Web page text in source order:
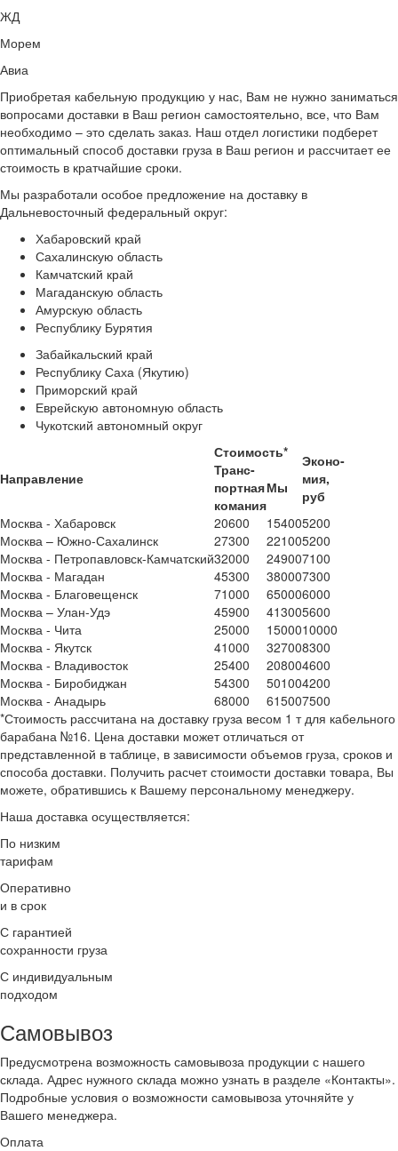
ЖД
Морем
Авиа
Приобретая кабельную продукцию у нас, Вам не нужно заниматься
вопросами доставки в Ваш регион самостоятельно, все, что Вам
необходимо – это сделать заказ. Наш отдел логистики подберет
оптимальный способ доставки груза в Ваш регион и рассчитает ее
стоимость в кратчайшие сроки.
Мы разработали особое предложение на доставку в
Дальневосточный федеральный округ:
Хабаровский край
Сахалинскую область
Камчатский край
Магаданскую область
Амурскую область
Республику Бурятия
Забайкальский край
Республику Саха (Якутию)
Приморский край
Еврейскую автономную область
Чукотский автономный округ
Направление
Стоимость*
Эконо-
мия,
руб
Транс-
портная
комания
Мы
Москва - Хабаровск
20600 154005200
Москва – Южно-Сахалинск
27300 221005200
Москва - Петропавловск-Камчатский32000 249007100
Москва - Магадан
45300 380007300
Москва - Благовещенск
71000 650006000
Москва – Улан-Удэ
45900 413005600
Москва - Чита
25000 1500010000
Москва - Якутск
41000 327008300
Москва - Владивосток
25400 208004600
Москва - Биробиджан
54300 501004200
Москва - Анадырь
68000 615007500
*Стоимость рассчитана на доставку груза весом 1 т для кабельного
барабана №16. Цена доставки может отличаться от
представленной в таблице, в зависимости объемов груза, сроков и
способа доставки. Получить расчет стоимости доставки товара, Вы
можете, обратившись к Вашему персональному менеджеру.
Наша доставка осуществляется:
По низким
тарифам
Оперативно
и в срок
С гарантией
сохранности груза
С индивидуальным
подходом
Самовывоз
Предусмотрена возможность самовывоза продукции с нашего
склада. Адрес нужного склада можно узнать в разделе «Контакты».
Подробные условия о возможности самовывоза уточняйте у
Вашего менеджера.
Оплата